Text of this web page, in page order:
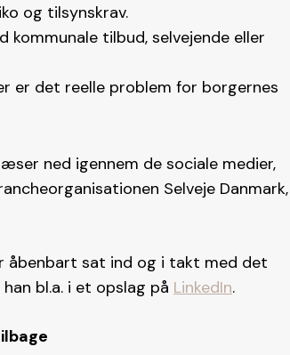
og tilsynskrav.
kommunale tilbud, selvejende eller
er det reelle problem for borgernes
ned igennem de sociale medier,
Selveje Danmark,
åbenbart sat ind og i takt med det
bl.a. i et opslag på LinkedIn.